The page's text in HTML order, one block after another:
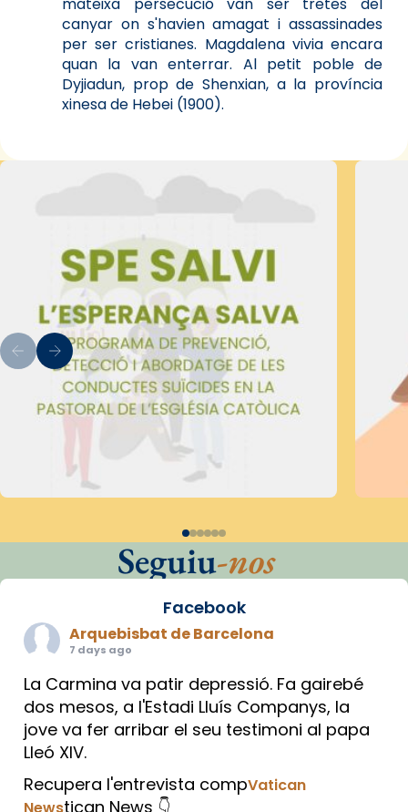
canyar on s'havien amagat i assassinades
per ser cristianes. Magdalena vivia encara
quan la van enterrar. Al petit poble de
Dyjiadun, prop de Shenxian, a la província
xinesa de Hebei (1900).
Seguiu-nos
Facebook
Arquebisbat de Barcelona
7 days ago
La Carmina va patir depressió. Fa gairebé
dos mesos, a l'Estadi Lluís Companys, la
jove va fer arribar el seu testimoni al papa
Lleó XIV.
Recupera l'entrevista compVatican
Newstican News 👇